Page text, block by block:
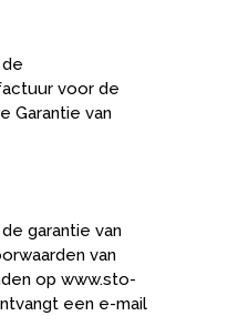
voor de
Garantie van
garantie van
van
op www.sto-
een e-mail